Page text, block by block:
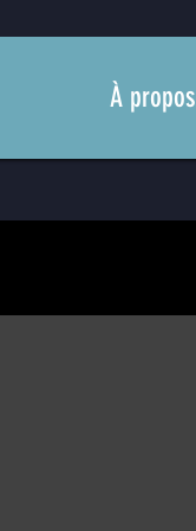
À propos